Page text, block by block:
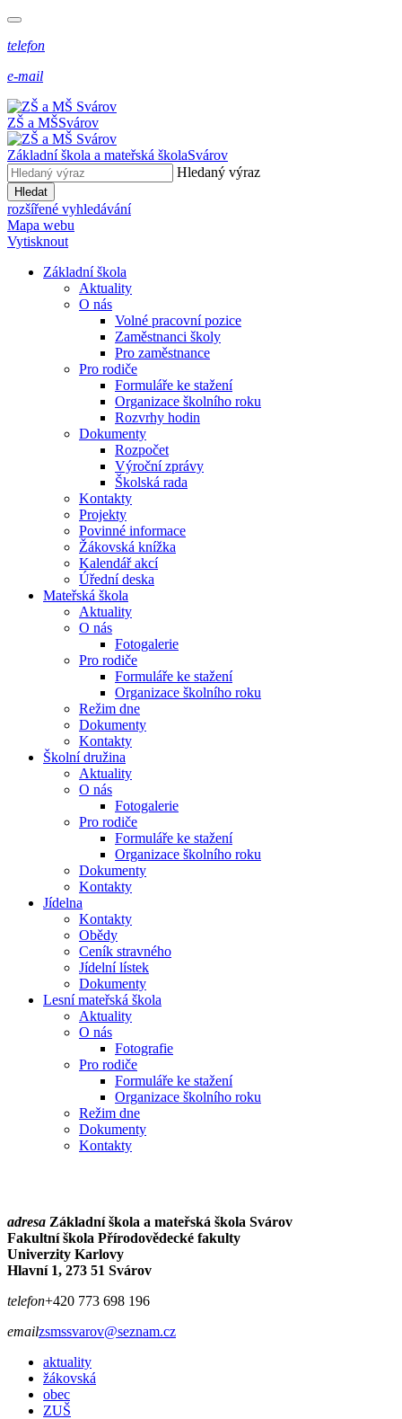
telefon
e-mail
ZŠ a MŠSvárov
Základní škola a mateřská školaSvárov
Hledaný výraz
Hledat
rozšířené vyhledávání
Mapa webu
Vytisknout
Základní škola
Aktuality
O nás
Volné pracovní pozice
Zaměstnanci školy
Pro zaměstnance
Pro rodiče
Formuláře ke stažení
Organizace školního roku
Rozvrhy hodin
Dokumenty
Rozpočet
Výroční zprávy
Školská rada
Kontakty
Projekty
Povinné informace
Žákovská knížka
Kalendář akcí
Úřední deska
Mateřská škola
Aktuality
O nás
Fotogalerie
Pro rodiče
Formuláře ke stažení
Organizace školního roku
Režim dne
Dokumenty
Kontakty
Školní družina
Aktuality
O nás
Fotogalerie
Pro rodiče
Formuláře ke stažení
Organizace školního roku
Dokumenty
Kontakty
Jídelna
Kontakty
Obědy
Ceník stravného
Jídelní lístek
Dokumenty
Lesní mateřská škola
Aktuality
O nás
Fotografie
Pro rodiče
Formuláře ke stažení
Organizace školního roku
Režim dne
Dokumenty
Kontakty
adresa Základní škola a mateřská škola Svárov
Fakultní škola Přírodovědecké fakulty
Univerzity Karlovy
Hlavní 1, 273 51 Svárov
telefon+420 773 698 196
emailzsmssvarov@seznam.cz
aktuality
žákovská
obec
ZUŠ